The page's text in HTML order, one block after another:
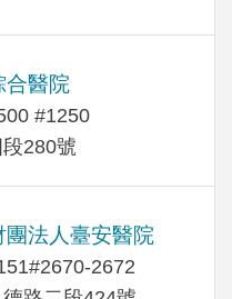
合醫院
#1250
280號
法人臺安醫院
2672